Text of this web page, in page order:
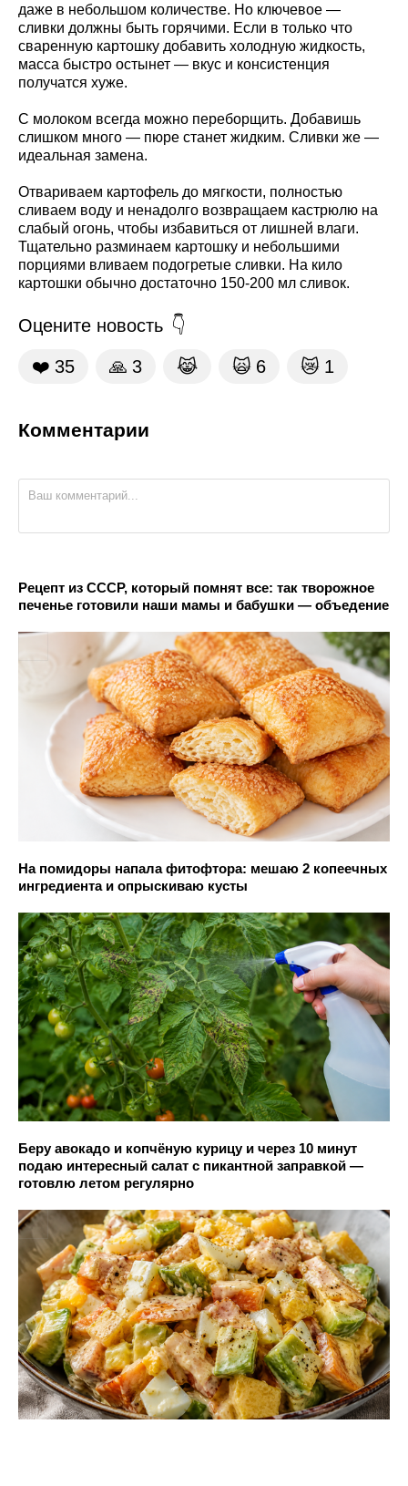
даже в небольшом количестве. Но ключевое —
сливки должны быть горячими. Если в только что
сваренную картошку добавить холодную жидкость,
масса быстро остынет — вкус и консистенция
получатся хуже.
С молоком всегда можно переборщить. Добавишь
слишком много — пюре станет жидким. Сливки же —
идеальная замена.
Отвариваем картофель до мягкости, полностью
сливаем воду и ненадолго возвращаем кастрюлю на
слабый огонь, чтобы избавиться от лишней влаги.
Тщательно разминаем картошку и небольшими
порциями вливаем подогретые сливки. На кило
картошки обычно достаточно 150-200 мл сливок.
Оцените новость
❤️ 35 🙏 3 😹 🙀 6 😿 1
Комментарии
Рецепт из СССР, который помнят все: так творожное
печенье готовили наши мамы и бабушки — объедение
На помидоры напала фитофтора: мешаю 2 копеечных
ингредиента и опрыскиваю кусты
Беру авокадо и копчёную курицу и через 10 минут
подаю интересный салат с пикантной заправкой —
готовлю летом регулярно